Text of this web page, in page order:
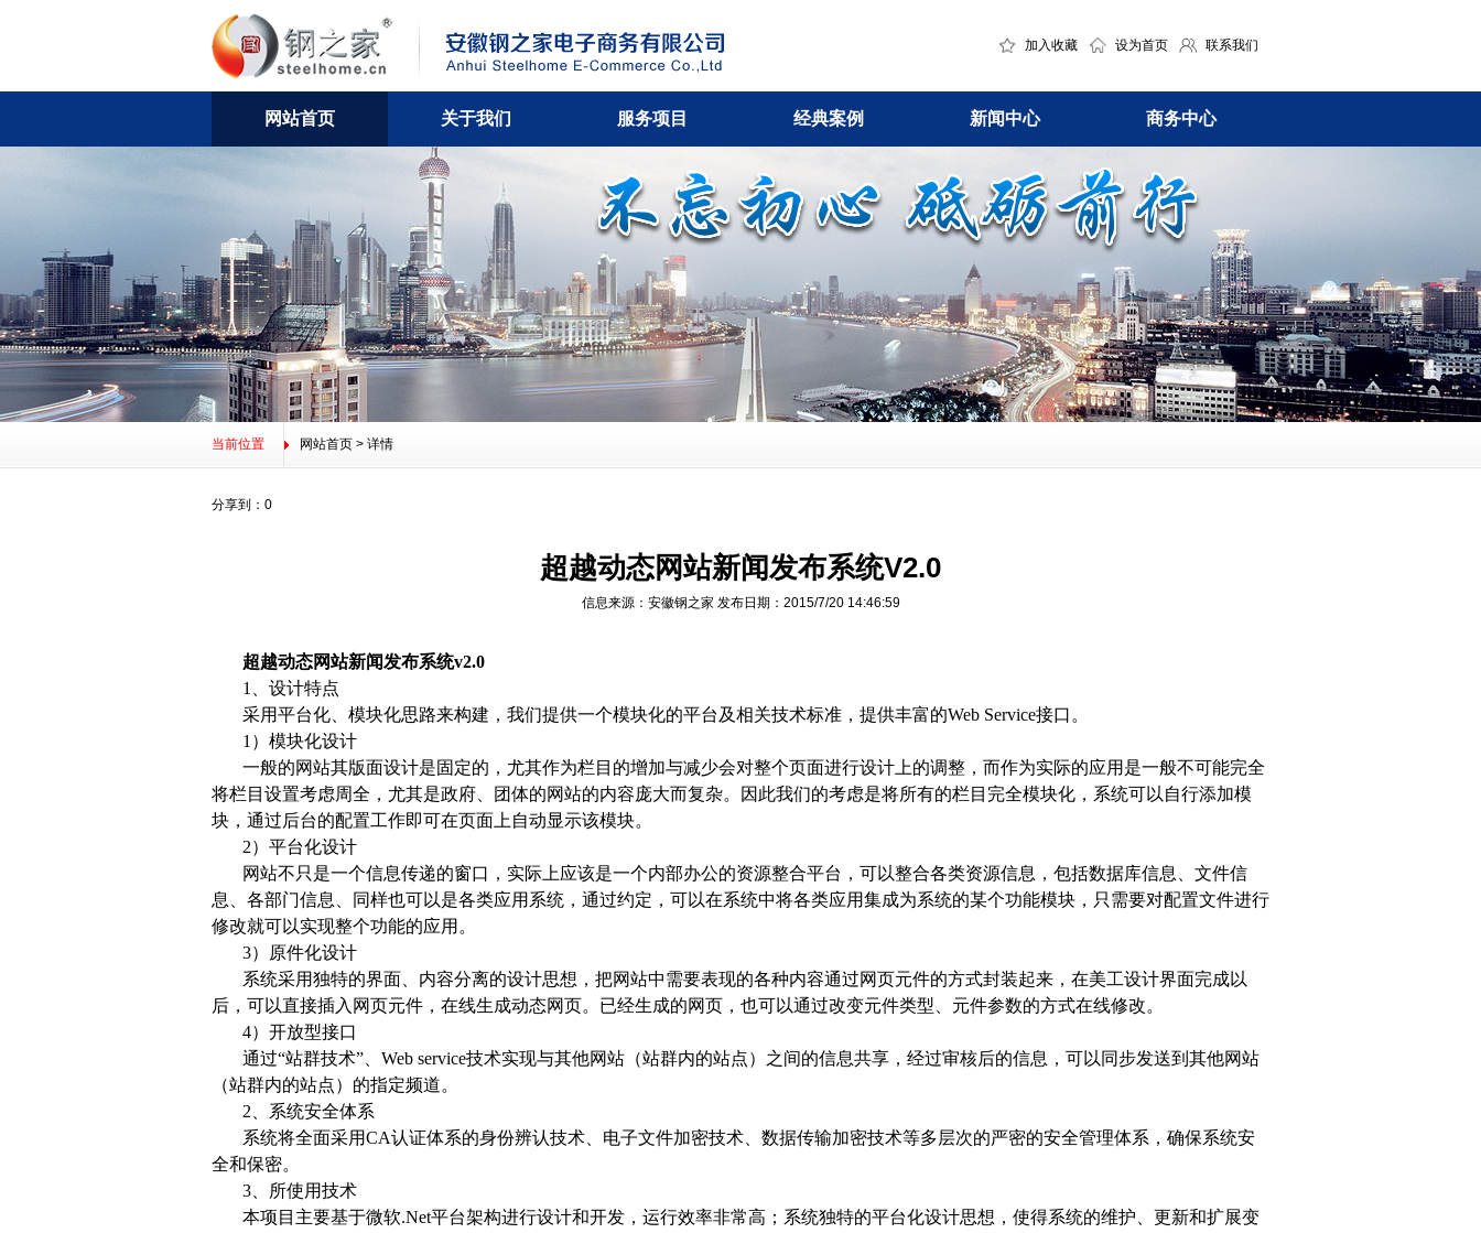
加入收藏 设为首页 联系我们
网站首页 关于我们
资质荣誉
服务项目 经典案例
电商平台 专利应用
新闻中心
公司动态 投资者动态
商务中心
电子商务
当前位置 网站首页 > 详情
分享到： 0
超越动态网站新闻发布系统V2.0
信息来源： 安徽钢之家 发布日期： 2015/7/20 14:46:59
超越动态网站新闻发布系统v2.0
1、设计特点
采用平台化、模块化思路来构建，我们提供一个模块化的平台及相关技术标准，提供丰富的Web Service接口。
1）模块化设计
一般的网站其版面设计是固定的，尤其作为栏目的增加与减少会对整个页面进行设计上的调整，而作为实际的应用是一般不可能完全
将栏目设置考虑周全，尤其是政府、团体的网站的内容庞大而复杂。因此我们的考虑是将所有的栏目完全模块化，系统可以自行添加模
块，通过后台的配置工作即可在页面上自动显示该模块。
2）平台化设计
网站不只是一个信息传递的窗口，实际上应该是一个内部办公的资源整合平台，可以整合各类资源信息，包括数据库信息、文件信
息、各部门信息、同样也可以是各类应用系统，通过约定，可以在系统中将各类应用集成为系统的某个功能模块，只需要对配置文件进行
修改就可以实现整个功能的应用。
3）原件化设计
系统采用独特的界面、内容分离的设计思想，把网站中需要表现的各种内容通过网页元件的方式封装起来，在美工设计界面完成以
后，可以直接插入网页元件，在线生成动态网页。已经生成的网页，也可以通过改变元件类型、元件参数的方式在线修改。
4）开放型接口
通过“站群技术”、Web service技术实现与其他网站（站群内的站点）之间的信息共享，经过审核后的信息，可以同步发送到其他网站
（站群内的站点）的指定频道。
2、系统安全体系
系统将全面采用CA认证体系的身份辨认技术、电子文件加密技术、数据传输加密技术等多层次的严密的安全管理体系，确保系统安
全和保密。
3、所使用技术
本项目主要基于微软.Net平台架构进行设计和开发，运行效率非常高；系统独特的平台化设计思想，使得系统的维护、更新和扩展变